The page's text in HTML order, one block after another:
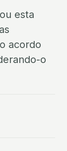
esta
acordo
o